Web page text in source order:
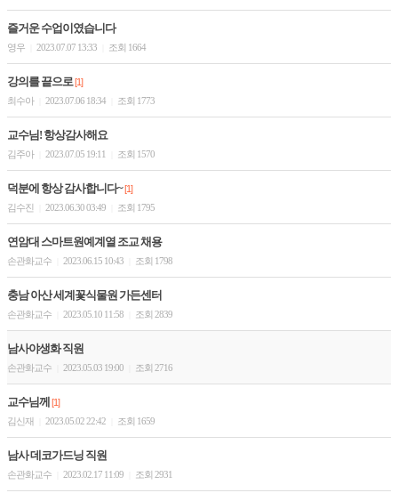
즐거운 수업이였습니다
영우 2023.07.07 13:33 조회 1664
강의를 끝으로[1]
최수아
2023.07.06 18:34 조회 1773
교수님! 항상감사해요
김주아 2023.07.05 19:11 조회 1570
덕분에 항상 감사합니다~[1]
김수진
2023.06.30 03:49 조회 1795
연암대 스마트원예계열 조교 채용
손관화교수 2023.06.15 10:43 조회 1798
충남 아산 세계꽃식물원 가든센터
손관화교수 2023.05.10 11:58 조회 2839
남사야생화 직원
손관화교수 2023.05.03 19:00 조회 2716
교수님께 [1]
김신재
2023.05.02 22:42 조회 1659
남사 데코가드닝 직원
손관화교수 2023.02.17 11:09 조회 2931